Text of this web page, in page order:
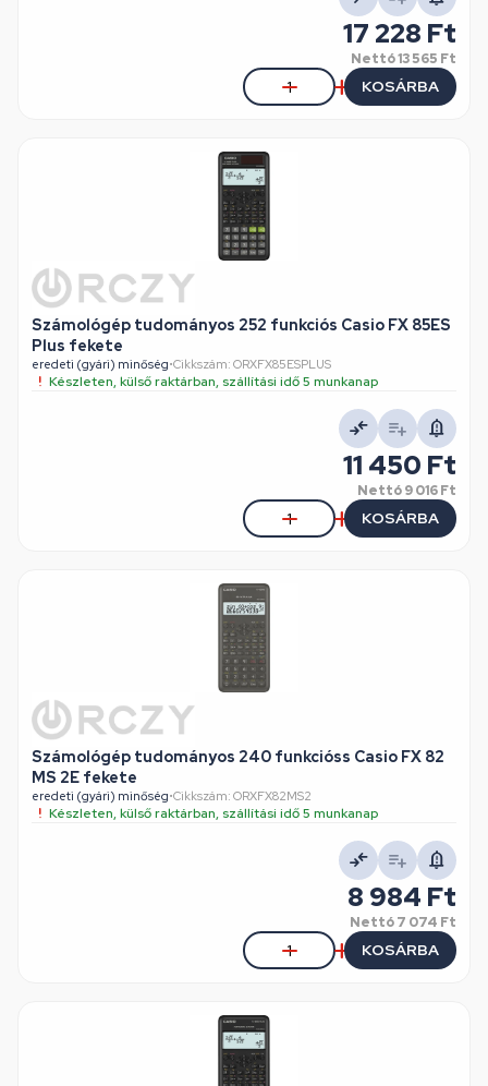
17 228 Ft
Nettó13 565 Ft
KOSÁRBA
Számológép tudományos 252 funkciós Casio FX 85ES
Plus fekete
eredeti (gyári) minőség•Cikkszám: ORXFX85ESPLUS
Készleten, külső raktárban, szállítási idő 5 munkanap
11 450 Ft
Nettó9 016 Ft
KOSÁRBA
Számológép tudományos 240 funkcióss Casio FX 82
MS 2E fekete
eredeti (gyári) minőség•Cikkszám: ORXFX82MS2
Készleten, külső raktárban, szállítási idő 5 munkanap
8 984 Ft
Nettó7 074 Ft
KOSÁRBA